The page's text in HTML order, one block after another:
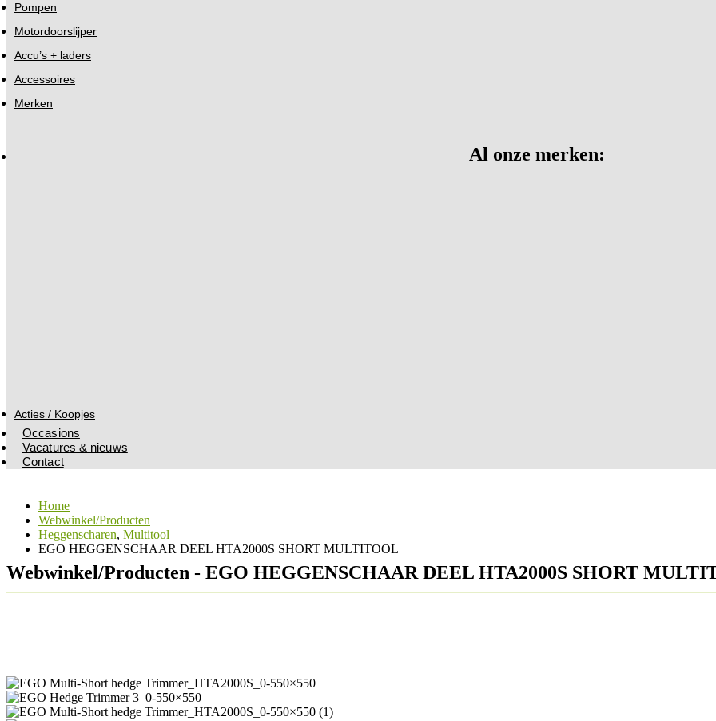
Pompen
Motordoorslijper
Accu’s + laders
Accessoires
Merken
Al onze merken:
Acties / Koopjes
Occasions
Vacatures & nieuws
Contact
Home
Webwinkel/Producten
Heggenscharen, Multitool
EGO HEGGENSCHAAR DEEL HTA2000S SHORT MULTITOOL
Webwinkel/Producten - EGO HEGGENSCHAAR DEEL HTA2000S SHORT